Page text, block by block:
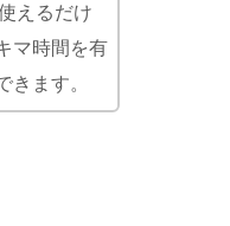
えるだけ
マ時間を有
きます。